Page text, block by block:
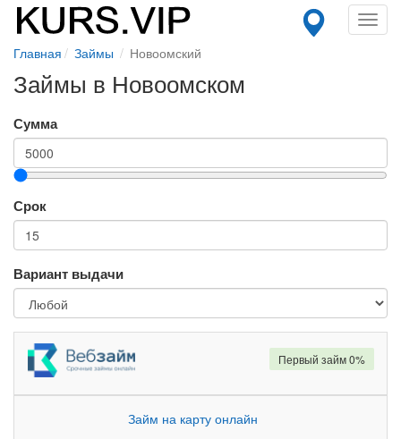
Главная Займы Новоомский
Займы в Новоомском
Сумма
Срок
Вариант выдачи
Займ на карту онлайн
Первый займ 0%